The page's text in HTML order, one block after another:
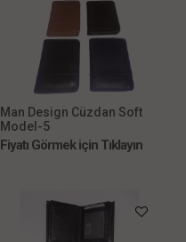
Man Design Cüzdan Soft
Model-5
Fiyatı Görmek için Tıklayın